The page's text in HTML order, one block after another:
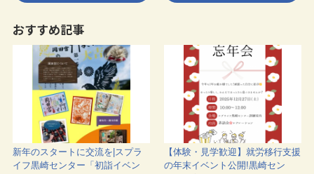
おすすめ記事
新年のスタートに交流を|スプラ
イフ黒崎センター「初詣イベン
【体験・見学歓迎】就労移行支援
の年末イベント公開!黒崎セン